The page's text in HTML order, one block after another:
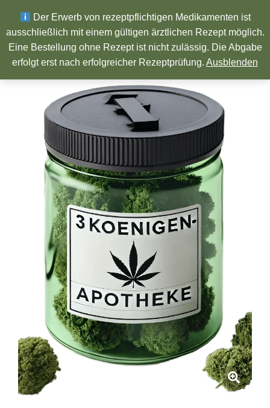
Wir wünschen ein Frohes neues Jahr!
Der Erwerb von rezeptpflichtigen Medikamenten ist
ausschließlich mit einem gültigen ärztlichen Rezept möglich.
Eine Bestellung ohne Rezept ist nicht zulässig. Die Abgabe
erfolgt erst nach erfolgreicher Rezeptprüfung. Ausblenden